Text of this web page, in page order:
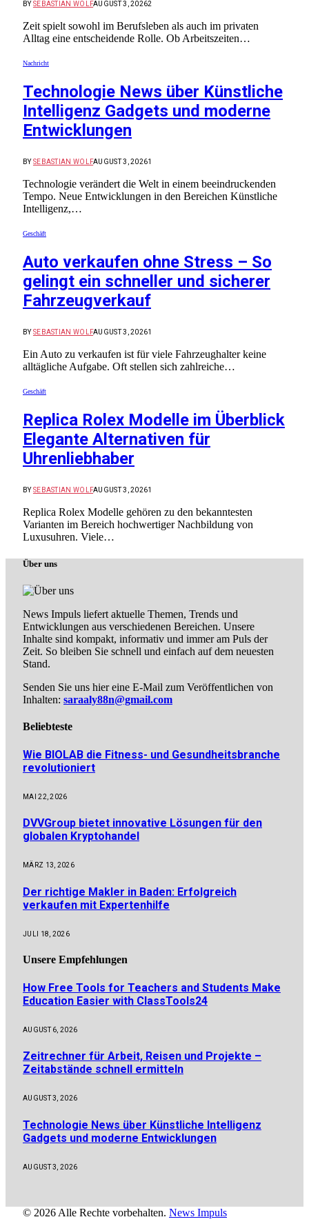
BY SEBASTIAN WOLFAUGUST 3, 20262
Zeit spielt sowohl im Berufsleben als auch im privaten
Alltag eine entscheidende Rolle. Ob Arbeitszeiten…
Nachricht
Technologie News über Künstliche
Intelligenz Gadgets und moderne
Entwicklungen
BY SEBASTIAN WOLFAUGUST 3, 20261
Technologie verändert die Welt in einem beeindruckenden
Tempo. Neue Entwicklungen in den Bereichen Künstliche
Intelligenz,…
Geschäft
Auto verkaufen ohne Stress – So
gelingt ein schneller und sicherer
Fahrzeugverkauf
BY SEBASTIAN WOLFAUGUST 3, 20261
Ein Auto zu verkaufen ist für viele Fahrzeughalter keine
alltägliche Aufgabe. Oft stellen sich zahlreiche…
Geschäft
Replica Rolex Modelle im Überblick
Elegante Alternativen für
Uhrenliebhaber
BY SEBASTIAN WOLFAUGUST 3, 20261
Replica Rolex Modelle gehören zu den bekanntesten
Varianten im Bereich hochwertiger Nachbildung von
Luxusuhren. Viele…
Über uns
News Impuls liefert aktuelle Themen, Trends und
Entwicklungen aus verschiedenen Bereichen. Unsere
Inhalte sind kompakt, informativ und immer am Puls der
Zeit. So bleiben Sie schnell und einfach auf dem neuesten
Stand.
Senden Sie uns hier eine E-Mail zum Veröffentlichen von
Inhalten: saraaly88n@gmail.com
Beliebteste
Wie BIOLAB die Fitness- und Gesundheitsbranche
revolutioniert
MAI 22, 2026
DVVGroup bietet innovative Lösungen für den
globalen Kryptohandel
MÄRZ 13, 2026
Der richtige Makler in Baden: Erfolgreich
verkaufen mit Expertenhilfe
JULI 18, 2026
Unsere Empfehlungen
How Free Tools for Teachers and Students Make
Education Easier with ClassTools24
AUGUST 6, 2026
Zeitrechner für Arbeit, Reisen und Projekte –
Zeitabstände schnell ermitteln
AUGUST 3, 2026
Technologie News über Künstliche Intelligenz
Gadgets und moderne Entwicklungen
AUGUST 3, 2026
© 2026 Alle Rechte vorbehalten. News Impuls